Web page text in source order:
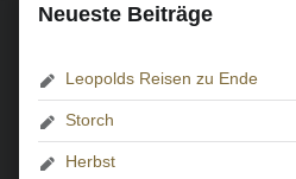
Neueste Beiträge
Leopolds Reisen zu Ende
Storch
Herbst